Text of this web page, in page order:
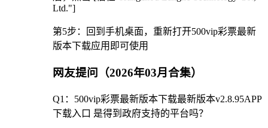
Ltd."]
第5步：回到手机桌面，重新打开500vip彩票最新
版本下载应用即可使用
网友提问（2026年03月合集）
Q1：500vip彩票最新版本下载最新版本v2.8.95APP
下载入口 是得到政府支持的平台吗？